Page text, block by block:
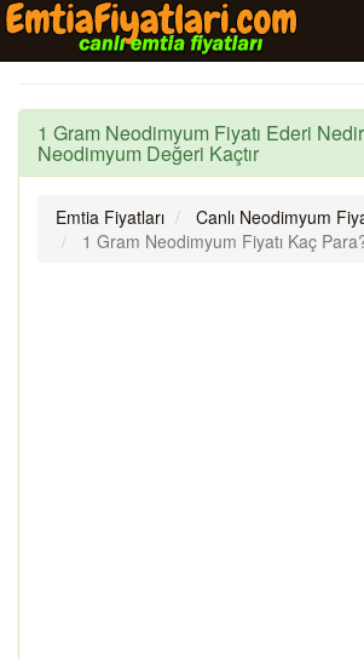
1 Gram Neodimyum Fiyatı Ederi
Neodimyum Değeri Kaçtır
Emtia Fiyatları
Canlı Neodimyum
1 Gram Neodimyum Fiyatı Kaç